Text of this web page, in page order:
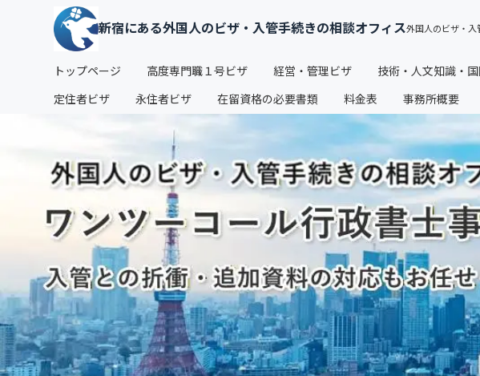
新宿にある外国人のビザ・入管手続きの相談オフィス
トップページ 高度専門職１号ビザ 経営・管理ビザ 技術・人文知識・
定住者ビザ
永住者ビザ 在留資格の必要書類 料金表 事務所概要